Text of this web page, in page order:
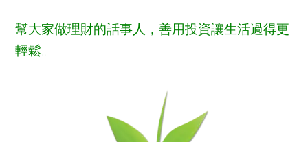
幫大家做理財的話事人，善用投資讓生活過得更
輕鬆。